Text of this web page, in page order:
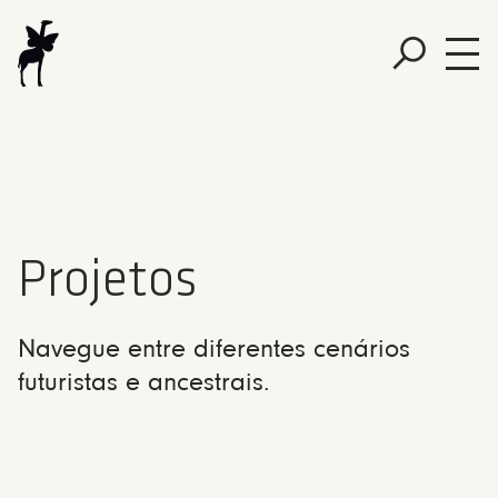
Projetos
Navegue entre diferentes cenários
futuristas e ancestrais.